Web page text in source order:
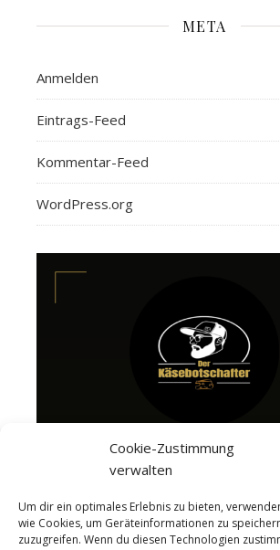
Cookie-Zustimmung
verwalten
Um dir ein optimales Erlebnis zu bieten,
wie Cookies, um Geräteinformationen zu
zuzugreifen. Wenn du diesen Technologien
META
Anmelden
Eintrags-Feed
Kommentar-Feed
WordPress.org